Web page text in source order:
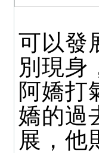
可以發
別現身
阿嬌打
嬌的過
展，他